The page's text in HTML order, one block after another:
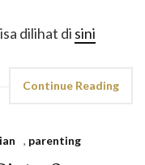
dilihat di sini
Continue Reading
, parenting